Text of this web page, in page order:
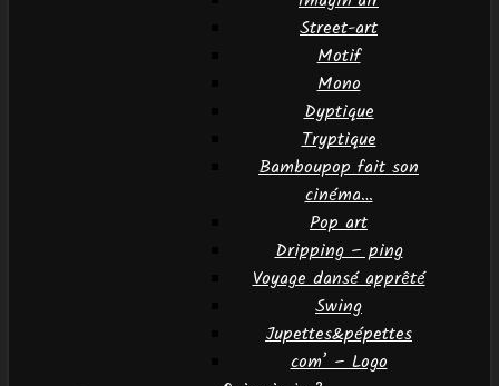
Street-art
Motif
Mono
Dyptique
Tryptique
Bamboupop fait son
cinéma…
Pop art
Dripping – ping
Voyage dansé apprêté
Swing
Jupettes&pépettes
com’ – Logo